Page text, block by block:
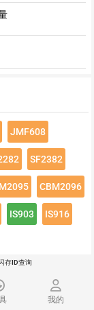
我的
JMF608
SF2382
CBM2096
IS903 IS916
存ID查询